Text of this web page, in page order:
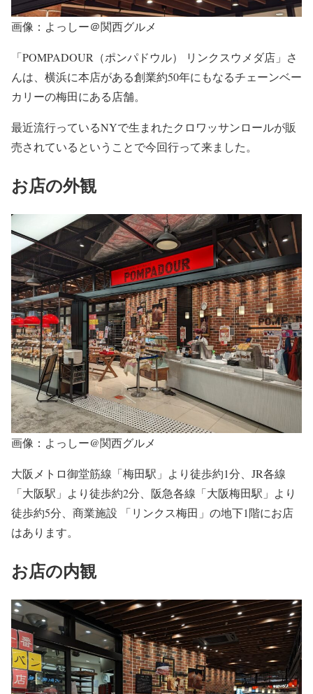
画像：よっしー＠関西グルメ
「POMPADOUR（ポンパドウル） リンクスウメダ店」さ
んは、横浜に本店がある創業約50年にもなるチェーンベー
カリーの梅田にある店舗。
最近流行っているNYで生まれたクロワッサンロールが販
売されているということで今回行って来ました。
お店の外観
画像：よっしー@関西グルメ
大阪メトロ御堂筋線「梅田駅」より徒歩約1分、JR各線
「大阪駅」より徒歩約2分、阪急各線「大阪梅田駅」より
徒歩約5分、商業施設 「リンクス梅田」の地下1階にお店
はあります。
お店の内観